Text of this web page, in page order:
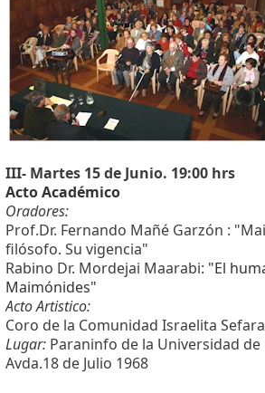
III- Martes 15 de Junio. 19:00 hrs
Acto Académico
Oradores:
Prof.Dr. Fernando Mañé Garzón :
filósofo. Su vigencia"
Rabino Dr. Mordejai Maarabi: "El
Maimónides"
Acto Artistico:
Coro de la Comunidad Israelita
Lugar: Paraninfo de la Universidad de
Avda.18 de Julio 1968